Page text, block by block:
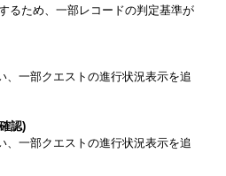
るため、一部レコードの判定基準が
、一部クエストの進行状況表示を追
認)
、一部クエストの進行状況表示を追